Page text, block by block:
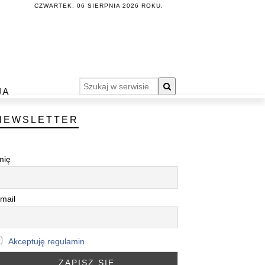
CZWARTEK, 06 SIERPNIA 2026 ROKU.
Akceptuję regulamin